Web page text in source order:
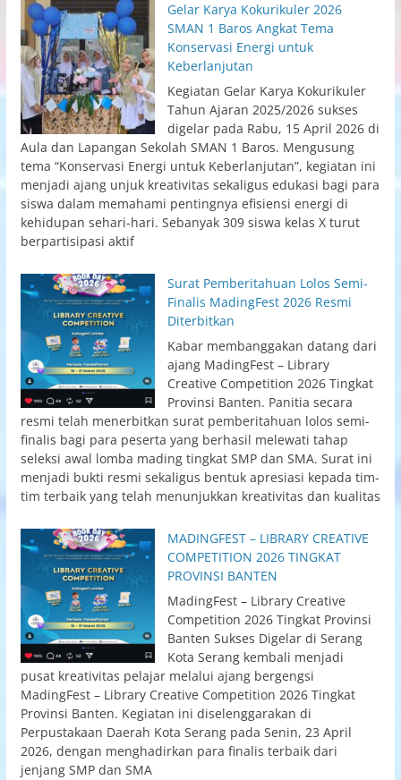
Gelar Karya Kokurikuler 2026
SMAN 1 Baros Angkat Tema
Konservasi Energi untuk
Keberlanjutan
Kegiatan Gelar Karya Kokurikuler
Tahun Ajaran 2025/2026 sukses
digelar pada Rabu, 15 April 2026 di
Aula dan Lapangan Sekolah SMAN 1 Baros. Mengusung
tema “Konservasi Energi untuk Keberlanjutan”, kegiatan ini
menjadi ajang unjuk kreativitas sekaligus edukasi bagi para
siswa dalam memahami pentingnya efisiensi energi di
kehidupan sehari-hari. Sebanyak 309 siswa kelas X turut
berpartisipasi aktif
Surat Pemberitahuan Lolos Semi-
Finalis MadingFest 2026 Resmi
Diterbitkan
Kabar membanggakan datang dari
ajang MadingFest – Library
Creative Competition 2026 Tingkat
Provinsi Banten. Panitia secara
resmi telah menerbitkan surat pemberitahuan lolos semi-
finalis bagi para peserta yang berhasil melewati tahap
seleksi awal lomba mading tingkat SMP dan SMA. Surat ini
menjadi bukti resmi sekaligus bentuk apresiasi kepada tim-
tim terbaik yang telah menunjukkan kreativitas dan kualitas
MADINGFEST – LIBRARY CREATIVE
COMPETITION 2026 TINGKAT
PROVINSI BANTEN
MadingFest – Library Creative
Competition 2026 Tingkat Provinsi
Banten Sukses Digelar di Serang
Kota Serang kembali menjadi
pusat kreativitas pelajar melalui ajang bergengsi
MadingFest – Library Creative Competition 2026 Tingkat
Provinsi Banten. Kegiatan ini diselenggarakan di
Perpustakaan Daerah Kota Serang pada Senin, 23 April
2026, dengan menghadirkan para finalis terbaik dari
jenjang SMP dan SMA